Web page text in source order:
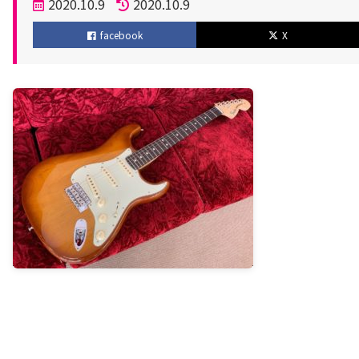
投
稿
日
2020.10.9
更
新
2020.10.9
facebook X